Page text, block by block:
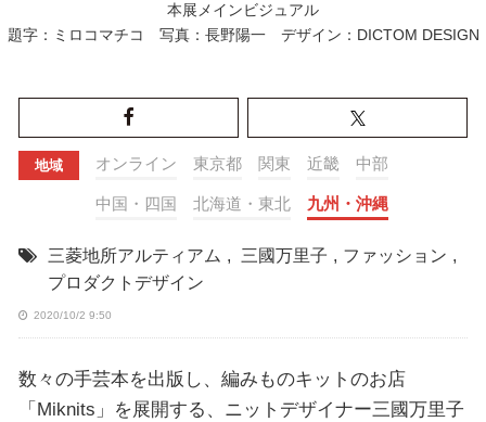
本展メインビジュアル
題字：ミロコマチコ 写真：長野陽一 デザイン：DICTOM DESIGN
地域 オンライン 東京都 関東 近畿 中部
中国・四国 北海道・東北 九州・沖縄
三菱地所アルティアム , 三國万里子 , ファッション ,
プロダクトデザイン
2020/10/2 9:50
数々の手芸本を出版し、編みものキットのお店
「Miknits」を展開する、ニットデザイナー三國万里子